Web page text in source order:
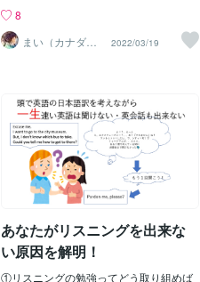
いませんか？「私は一人の日本人です」
という訳すことができそうで、ぱっと見
た感じ、どこが間違っているの？と思う
nese．と、冠詞「a」を付けないでいい
ます。これは、「日本人」という場合の
「Japanese」 には、名詞と形容詞の役
割があるのですが、 国籍を述べる場合は
通常形容詞として使うためです。もし、
「I am a Japanese」といいたいのであれ
ば、I am a Japanese person.というふう
英語になります。ただし、自己紹介のと
きに、「I am a Japanese person.」とい
うのはちょっと変なので、やはりここ
は、「I am Japanese.」というのが自然
8
まい（カナダ在
住）
2022/03/19
あなたがリスニングを出来な
い原因を解明！
①リスニングの勉強ってどう取り組めば